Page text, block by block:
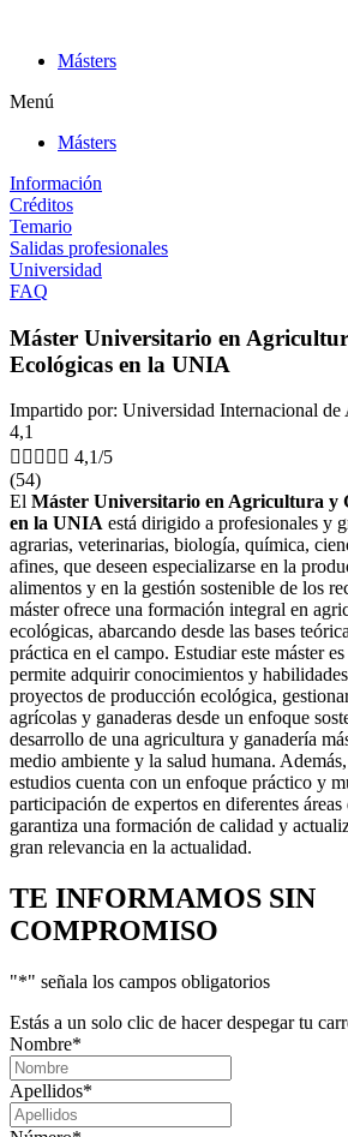
contenidoMásters
Menú
Másters
Información
Créditos
Temario
Salidas profesionales
Universidad
FAQ
Máster Universitario en
Ecológicas en la UNIA
Impartido por: Universidad Internacional de
4,1
     4,1/5
(54)
El Máster Universitario en Agricultura y
en la UNIA está dirigido a profesionales y
agrarias, veterinarias, biología, química,
afines, que deseen especializarse en la
alimentos y en la gestión sostenible de los
máster ofrece una formación integral en
ecológicas, abarcando desde las bases
práctica en el campo. Estudiar este máster
permite adquirir conocimientos y
proyectos de producción ecológica,
agrícolas y ganaderas desde un enfoque
desarrollo de una agricultura y ganadería
medio ambiente y la salud humana.
estudios cuenta con un enfoque práctico y
participación de expertos en diferentes
garantiza una formación de calidad y
gran relevancia en la actualidad.
TE INFORMAMOS SIN
COMPROMISO
"*" señala los campos obligatorios
Estás a un solo clic de hacer despegar tu
Nombre*
Apellidos*